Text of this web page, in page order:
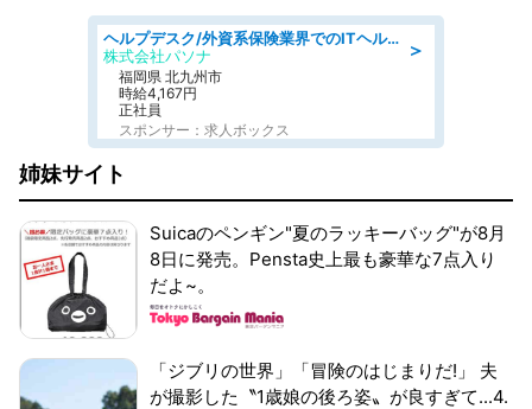
＞
ヘルプデスク/外資系保険業界でのITヘルプデスク業務/駅近/即日勤務可/ヘルプデスク
株式会社パソナ
福岡県 北九州市
時給4,167円
正社員
スポンサー：求人ボックス
姉妹サイト
Suicaのペンギン"夏のラッキーバッグ"が8月
8日に発売。Pensta史上最も豪華な7点入り
だよ~。
「ジブリの世界」「冒険のはじまりだ!」 夫
が撮影した〝1歳娘の後ろ姿〟が良すぎて...4.